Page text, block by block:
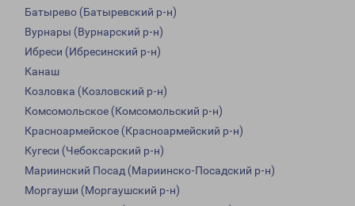
Батырево (Батыревский р-н)
Вурнары (Вурнарский р-н)
Ибреси (Ибресинский р-н)
Канаш
Козловка (Козловский р-н)
Комсомольское (Комсомольский р-н)
Красноармейское (Красноармейский р-н)
Кугеси (Чебоксарский р-н)
Мариинский Посад (Мариинско-Посадский р-н)
Моргауши (Моргаушский р-н)